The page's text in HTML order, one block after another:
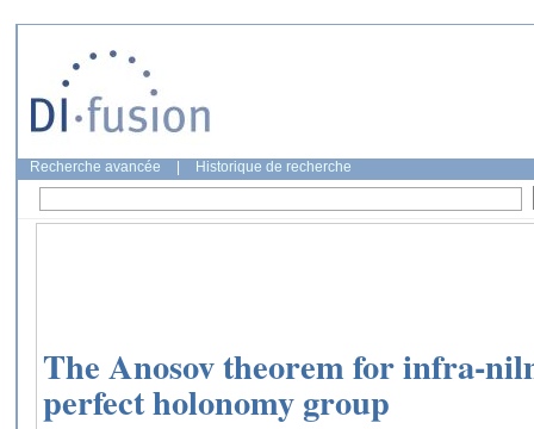
Recherche avancée Historique de recherche
The Anosov theorem for infra-
perfect holonomy group